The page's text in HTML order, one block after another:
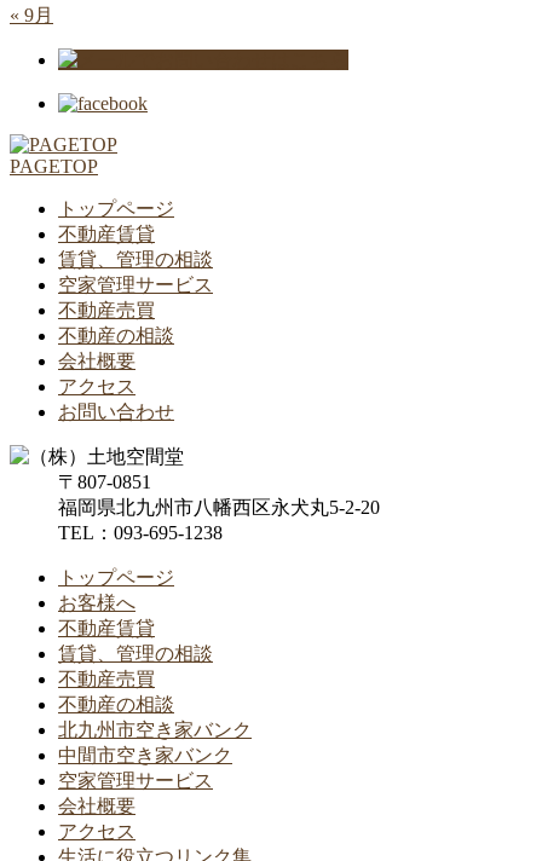
« 9月
PAGETOP
トップページ
不動産賃貸
賃貸、管理の相談
空家管理サービス
不動産売買
不動産の相談
会社概要
アクセス
お問い合わせ
〒807-0851
福岡県北九州市八幡西区永犬丸5-2-20
TEL：093-695-1238
トップページ
お客様へ
不動産賃貸
賃貸、管理の相談
不動産売買
不動産の相談
北九州市空き家バンク
中間市空き家バンク
空家管理サービス
会社概要
アクセス
生活に役立つリンク集